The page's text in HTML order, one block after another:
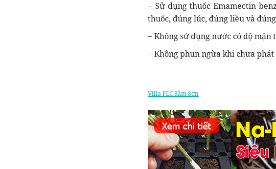
+ Sử dụng thuốc Emamectin
thuốc, đúng lúc, đúng liều và
+ Không sử dụng nước có độ
+ Không phun ngừa khi chưa
Villa FLC Sầm Sơn